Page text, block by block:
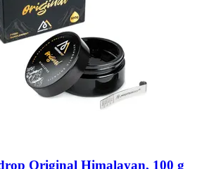
Original Himalayan, 100 g